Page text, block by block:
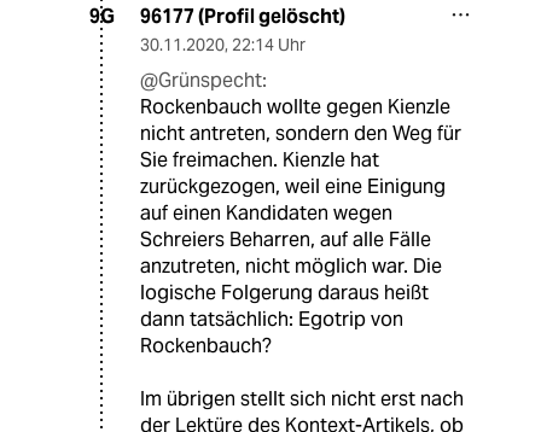
9G 96177 (Profil gelöscht)
30.11.2020, 22:14 Uhr
@Grünspecht:
Rockenbauch wollte gegen Kienzle
nicht antreten, sondern den Weg für
Sie freimachen. Kienzle hat
zurückgezogen, weil eine Einigung
auf einen Kandidaten wegen
Schreiers Beharren, auf alle Fälle
anzutreten, nicht möglich war. Die
logische Folgerung daraus heißt
dann tatsächlich: Egotrip von
Rockenbauch?
Im übrigen stellt sich nicht erst nach
der Lektüre des Kontext-Artikels, ob